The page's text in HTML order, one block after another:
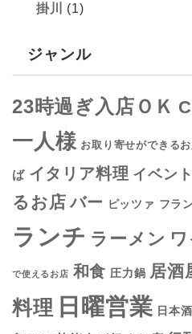
掛川
(1)
ジャンル
23時過ぎ入店ＯＫ
一人様 お取り寄せができる
ば イタリア料理 イベント
るお店 バー ピッツァ フラ
ランチ ラーメン
で使えるお店 和食 圧力鍋 居酒
料理 日曜営業 日本酒